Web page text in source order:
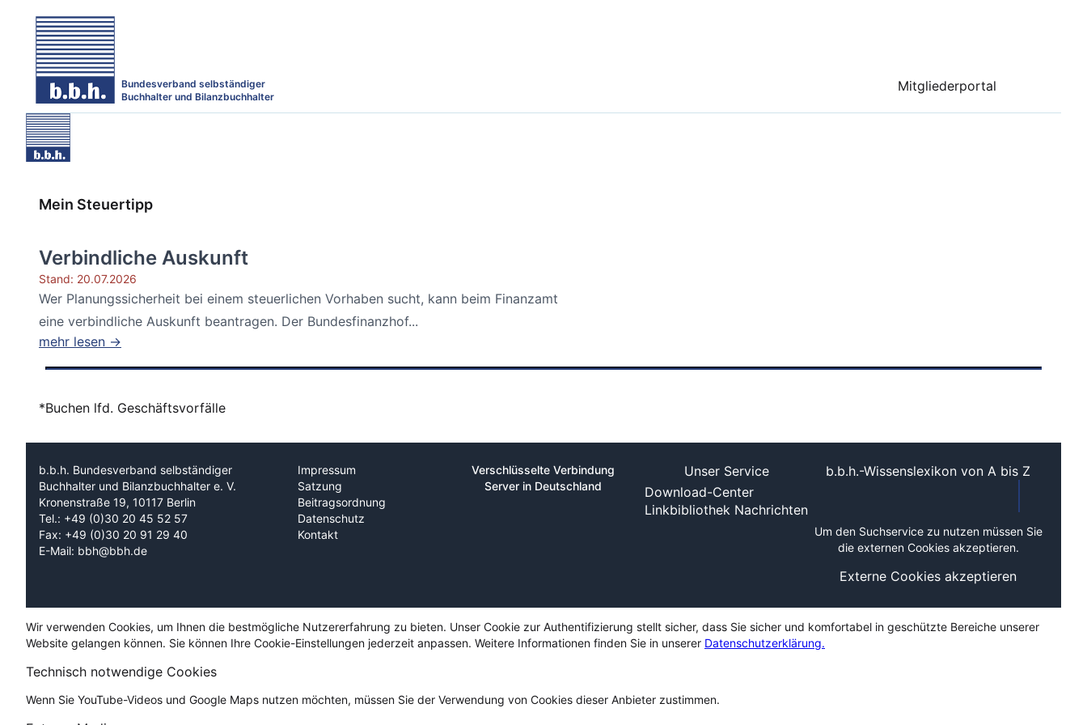
Bundesverband selbständiger
Buchhalter und Bilanzbuchhalter
Mitgliederportal
Mein Steuertipp
Verbindliche Auskunft
Stand: 20.07.2026
Wer Planungssicherheit bei einem steuerlichen Vorhaben sucht, kann beim Finanzamt
eine verbindliche Auskunft beantragen. Der Bundesfinanzhof...
mehr lesen →
*Buchen lfd. Geschäftsvorfälle
b.b.h. Bundesverband selbständiger
Buchhalter und Bilanzbuchhalter e. V.
Kronenstraße 19, 10117 Berlin
Tel.: +49 (0)30 20 45 52 57
Fax: +49 (0)30 20 91 29 40
E-Mail: bbh@bbh.de
Impressum
Satzung
Beitragsordnung
Datenschutz
Kontakt
Verschlüsselte Verbindung
Server in Deutschland
Unser Service
Download-Center
Linkbibliothek Nachrichten
b.b.h.-Wissenslexikon von A bis Z
Um den Suchservice zu nutzen müssen Sie
die externen Cookies akzeptieren.
Externe Cookies akzeptieren
Wir verwenden Cookies, um Ihnen die bestmögliche Nutzererfahrung zu bieten. Unser Cookie zur Authentifizierung stellt sicher, dass Sie sicher und komfortabel in geschützte Bereiche unserer
Website gelangen können. Sie können Ihre Cookie-Einstellungen jederzeit anpassen. Weitere Informationen finden Sie in unserer Datenschutzerklärung.
Technisch notwendige Cookies
Wenn Sie YouTube-Videos und Google Maps nutzen möchten, müssen Sie der Verwendung von Cookies dieser Anbieter zustimmen.